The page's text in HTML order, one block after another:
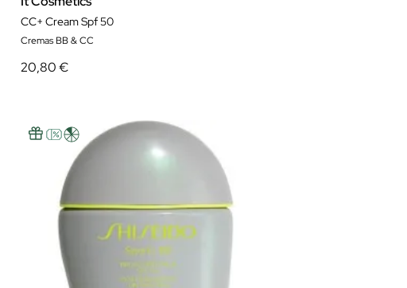
CC+ Cream Spf 50
Cremas BB & CC
20,80 €